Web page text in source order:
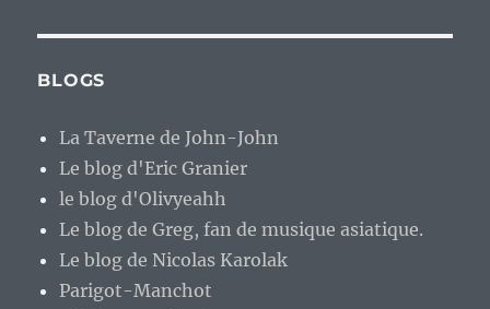
BLOGS
La Taverne de John-John
Le blog d'Eric Granier
le blog d'Olivyeahh
Le blog de Greg, fan de musique asiatique.
Le blog de Nicolas Karolak
Parigot-Manchot